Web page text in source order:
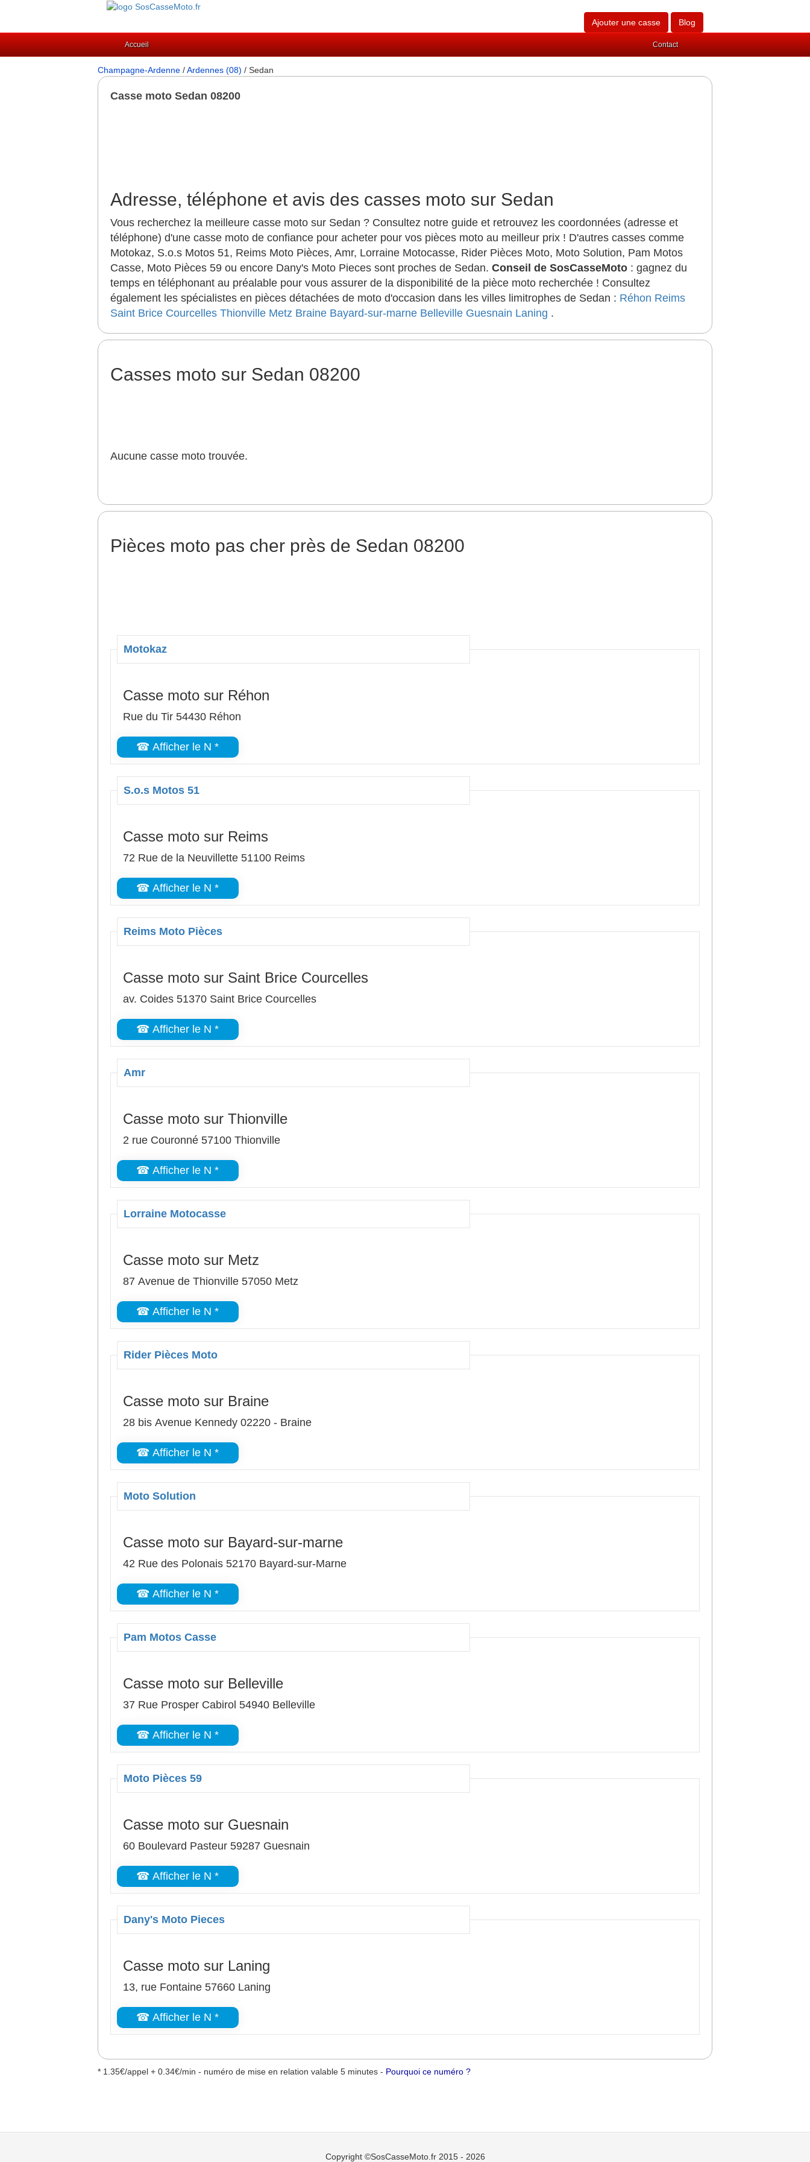
Ajouter une casse Blog
Accueil Contact
Champagne-Ardenne /Ardennes (08) / Sedan
Casse moto Sedan 08200
Adresse, téléphone et avis des casses moto sur Sedan
Vous recherchez la meilleure casse moto sur Sedan ? Consultez notre guide et retrouvez les coordonnées (adresse et
téléphone) d'une casse moto de confiance pour acheter pour vos pièces moto au meilleur prix ! D'autres casses comme
Motokaz, S.o.s Motos 51, Reims Moto Pièces, Amr, Lorraine Motocasse, Rider Pièces Moto, Moto Solution, Pam Motos
Casse, Moto Pièces 59 ou encore Dany's Moto Pieces sont proches de Sedan. Conseil de SosCasseMoto : gagnez du
temps en téléphonant au préalable pour vous assurer de la disponibilité de la pièce moto recherchée ! Consultez
également les spécialistes en pièces détachées de moto d'occasion dans les villes limitrophes de Sedan : Réhon Reims
Saint Brice Courcelles Thionville Metz Braine Bayard-sur-marne Belleville Guesnain Laning .
Casses moto sur Sedan 08200
Aucune casse moto trouvée.
Pièces moto pas cher près de Sedan 08200
Motokaz
Casse moto sur Réhon
Rue du Tir 54430 Réhon
☎ Afficher le N *
S.o.s Motos 51
Casse moto sur Reims
72 Rue de la Neuvillette 51100 Reims
☎ Afficher le N *
Reims Moto Pièces
Casse moto sur Saint Brice Courcelles
av. Coides 51370 Saint Brice Courcelles
☎ Afficher le N *
Amr
Casse moto sur Thionville
2 rue Couronné 57100 Thionville
☎ Afficher le N *
Lorraine Motocasse
Casse moto sur Metz
87 Avenue de Thionville 57050 Metz
☎ Afficher le N *
Rider Pièces Moto
Casse moto sur Braine
28 bis Avenue Kennedy 02220 - Braine
☎ Afficher le N *
Moto Solution
Casse moto sur Bayard-sur-marne
42 Rue des Polonais 52170 Bayard-sur-Marne
☎ Afficher le N *
Pam Motos Casse
Casse moto sur Belleville
37 Rue Prosper Cabirol 54940 Belleville
☎ Afficher le N *
Moto Pièces 59
Casse moto sur Guesnain
60 Boulevard Pasteur 59287 Guesnain
☎ Afficher le N *
Dany's Moto Pieces
Casse moto sur Laning
13, rue Fontaine 57660 Laning
☎ Afficher le N *
* 1.35€/appel + 0.34€/min - numéro de mise en relation valable 5 minutes - Pourquoi ce numéro ?
Copyright ©SosCasseMoto.fr 2015 - 2026